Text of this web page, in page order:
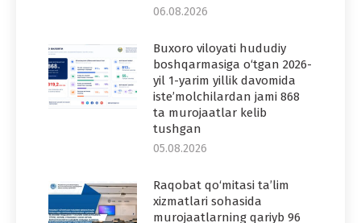
06.08.2026
Buxoro viloyati hududiy
boshqarmasiga o‘tgan 2026-
yil 1-yarim yillik davomida
iste’molchilardan jami 868
ta murojaatlar kelib
tushgan
05.08.2026
Raqobat qo‘mitasi ta’lim
xizmatlari sohasida
murojaatlarning qariyb 96